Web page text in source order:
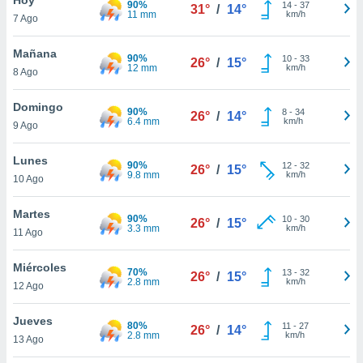
y
en
más
de
7 Ago
90%
11 mm
31° / 14° 14- 37
km/h
Mañana
8 Ago
90%
12 mm
26° / 15° 10- 33
km/h
Domingo
9 Ago
90%
6.4 mm
26° / 14° 8- 34
km/h
Lunes
10 Ago
90%
9.8 mm
26° / 15° 12- 32
km/h
Martes
11 Ago
90%
3.3 mm
26° / 15° 10- 30
km/h
Miércoles
12 Ago
70%
2.8 mm
26° / 15° 13- 32
km/h
Jueves
13 Ago
80%
2.8 mm
26° / 14° 11 - 27
km/h